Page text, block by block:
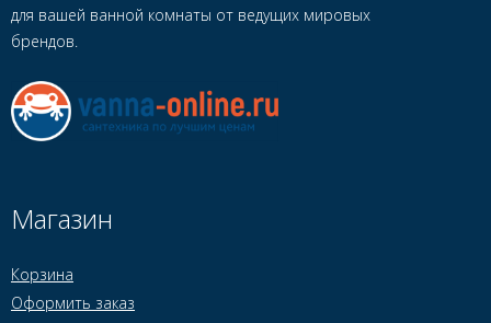
для вашей ванной комнаты от ведущих мировых
брендов.
Магазин
Корзина
Оформить заказ